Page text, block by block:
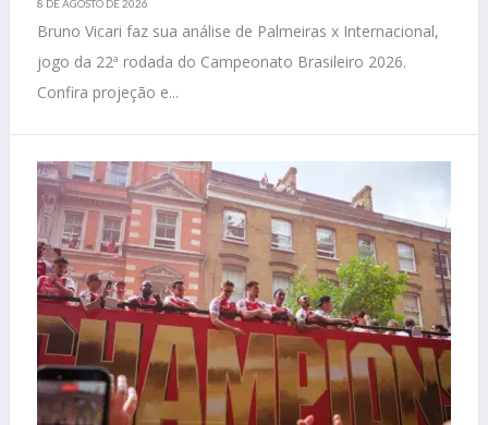
8 DE AGOSTO DE 2026
Bruno Vicari faz sua análise de Palmeiras x Internacional,
jogo da 22ª rodada do Campeonato Brasileiro 2026.
Confira projeção e...